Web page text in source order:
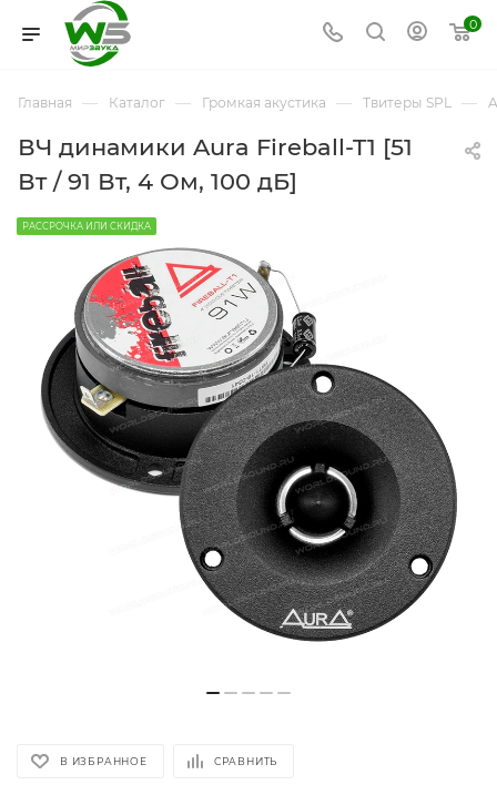
0
Главная — Каталог — Громкая акустика — Твитеры SPL —
ВЧ динамики Aura Fireball-T1 [51
Вт / 91 Вт, 4 Ом, 100 дБ]
РАССРОЧКА ИЛИ СКИДКА
В ИЗБРАННОЕ СРАВНИТЬ